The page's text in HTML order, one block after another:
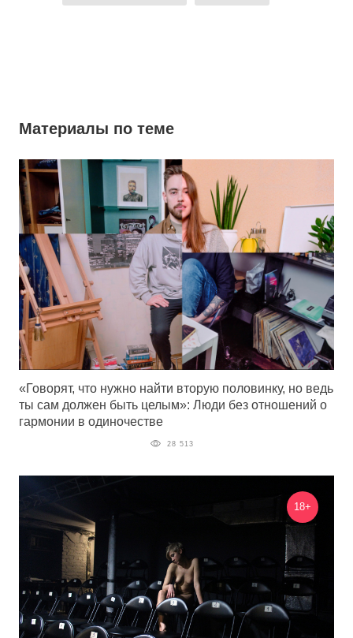
Материалы по теме
«Говорят, что нужно найти вторую половинку, но ведь
ты сам должен быть целым»: Люди без отношений о
гармонии в одиночестве
28 513
18+